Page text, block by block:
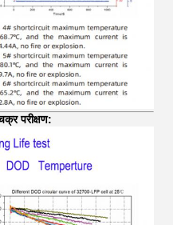
परीक्षण: